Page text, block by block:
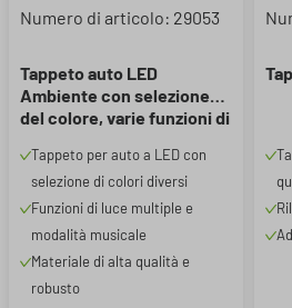
Valutazione media di 4.95 su 5
Numero di articolo: 29053
Tappeto auto LED
Ambiente con selezione
del colore, varie funzioni di
l'illuminazione
dell'ambiente
Tappeto per auto a LED con
selezione di colori diversi
Funzioni di luce multiple e
modalità musicale
Materiale di alta qualità e
robusto